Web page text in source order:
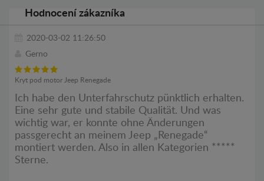
Hodnocení zákazníka
2020-03-02 11:26:50
Gerno
Kryt pod motor Jeep Renegade
Ich habe den Unterfahrschutz pünktlich erhalten.
Eine sehr gute und stabile Qualität. Und was
wichtig war, er konnte ohne Änderungen
passgerecht an meinem Jeep „Renegade“
montiert werden. Also in allen Kategorien *****
Sterne.